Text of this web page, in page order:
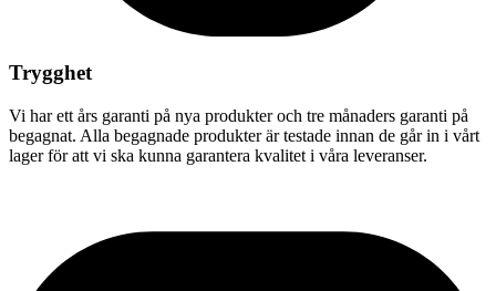
Trygghet
Vi har ett års garanti på nya produkter och tre månaders garanti på
begagnat. Alla begagnade produkter är testade innan de går in i vårt
lager för att vi ska kunna garantera kvalitet i våra leveranser.